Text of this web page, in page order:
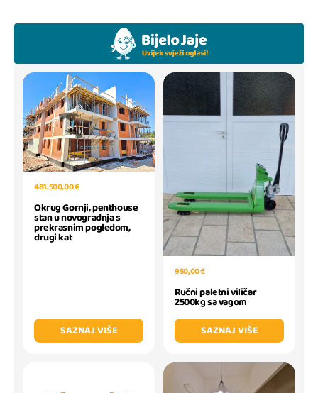
481.500,00 €
Okrug Gornji, penthouse
stan u novogradnja s
prekrasnim pogledom,
drugi kat
SAZNAJ VIŠE
950,00 €
Ručni paletni viličar
2500kg sa vagom
SAZNAJ VIŠE